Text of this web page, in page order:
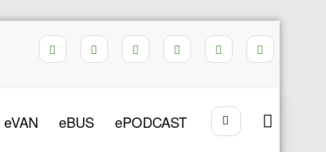
eVAN eBUS ePODCAST